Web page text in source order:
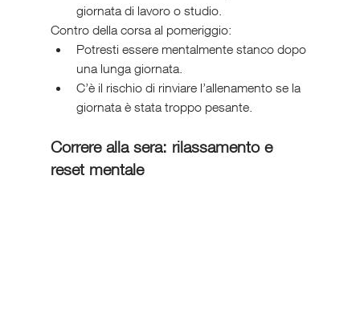
giornata di lavoro o studio.
Contro della corsa al pomeriggio:
Potresti essere mentalmente stanco dopo
una lunga giornata.
C’è il rischio di rinviare l’allenamento se la
giornata è stata troppo pesante.
Correre alla sera: rilassamento e
reset mentale